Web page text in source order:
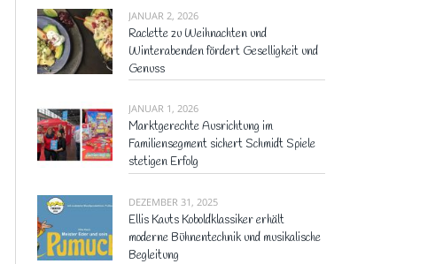
JANUAR 2, 2026
Raclette zu Weihnachten und
Winterabenden fördert Geselligkeit und
Genuss
JANUAR 1, 2026
Marktgerechte Ausrichtung im
Familiensegment sichert Schmidt Spiele
stetigen Erfolg
DEZEMBER 31, 2025
Ellis Kauts Koboldklassiker erhält
moderne Bühnentechnik und musikalische
Begleitung